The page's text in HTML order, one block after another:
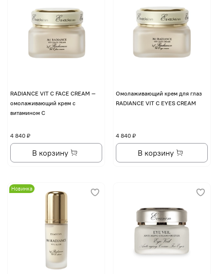
RADIANCE VIT C FACE CREAM —
омолаживающий крем с
витамином С
4 840 ₽
В корзину
Омолаживающий крем для глаз
RADIANCE VIT C EYES CREAM
4 840 ₽
В корзину
Новинка